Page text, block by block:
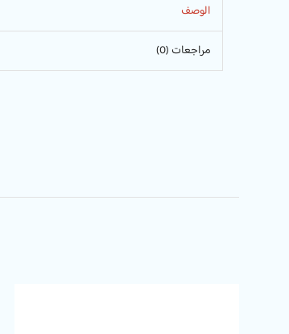
الوصف
مراجعات (0)